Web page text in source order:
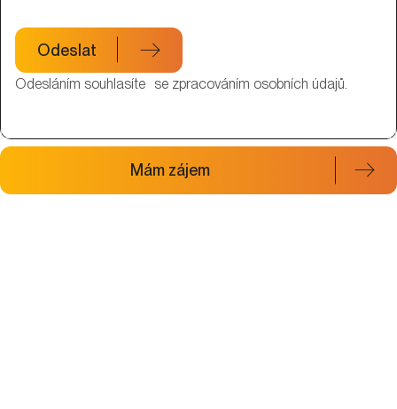
Odesláním souhlasíte se zpracováním osobních údajů.
Odeslat
Mám zájem